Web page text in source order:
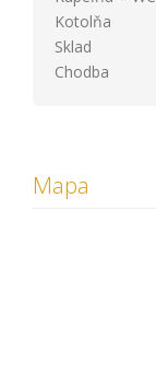
Kotolňa
Sklad
Chodba
Mapa